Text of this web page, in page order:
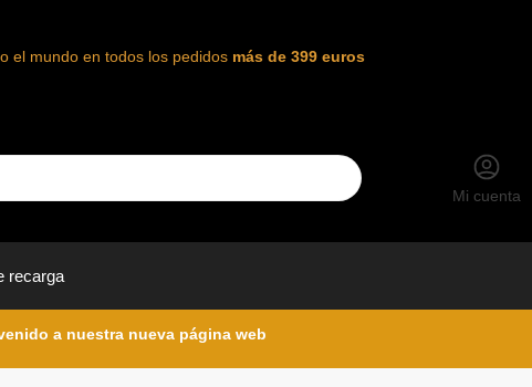
el mundo en todos los pedidos más de 399 euros
Mi cuenta
recarga
a nuestra nueva página web